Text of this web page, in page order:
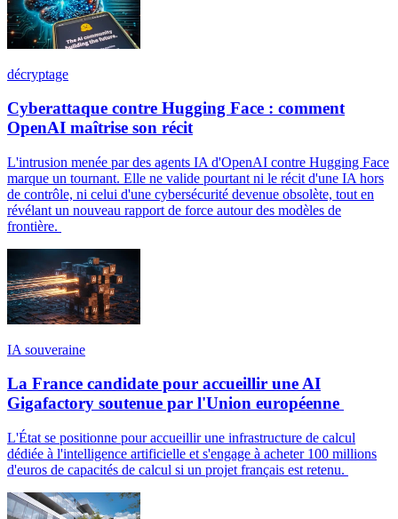
décryptage
Cyberattaque contre Hugging Face : comment
OpenAI maîtrise son récit
L'intrusion menée par des agents IA d'OpenAI contre Hugging Face
marque un tournant. Elle ne valide pourtant ni le récit d'une IA hors
de contrôle, ni celui d'une cybersécurité devenue obsolète, tout en
révélant un nouveau rapport de force autour des modèles de
frontière.
IA souveraine
La France candidate pour accueillir une AI
Gigafactory soutenue par l'Union européenne
L'État se positionne pour accueillir une infrastructure de calcul
dédiée à l'intelligence artificielle et s'engage à acheter 100 millions
d'euros de capacités de calcul si un projet français est retenu.